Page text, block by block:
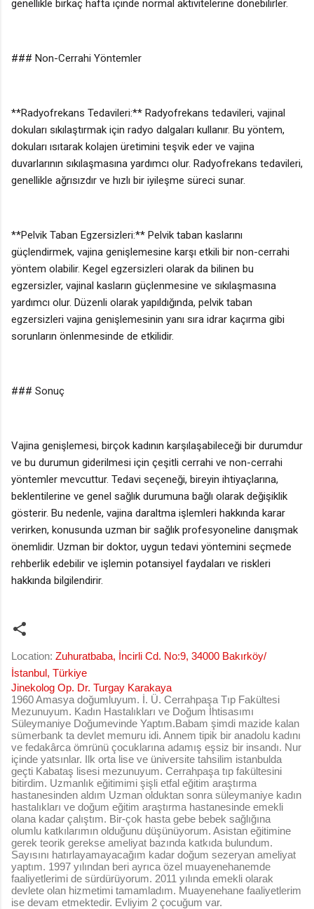
genellikle birkaç hafta içinde normal aktivitelerine dönebilirler.
### Non-Cerrahi Yöntemler
**Radyofrekans Tedavileri:** Radyofrekans tedavileri, vajinal
dokuları sıkılaştırmak için radyo dalgaları kullanır. Bu yöntem,
dokuları ısıtarak kolajen üretimini teşvik eder ve vajina
duvarlarının sıkılaşmasına yardımcı olur. Radyofrekans tedavileri,
genellikle ağrısızdır ve hızlı bir iyileşme süreci sunar.
**Pelvik Taban Egzersizleri:** Pelvik taban kaslarını
güçlendirmek, vajina genişlemesine karşı etkili bir non-cerrahi
yöntem olabilir. Kegel egzersizleri olarak da bilinen bu
egzersizler, vajinal kasların güçlenmesine ve sıkılaşmasına
yardımcı olur. Düzenli olarak yapıldığında, pelvik taban
egzersizleri vajina genişlemesinin yanı sıra idrar kaçırma gibi
sorunların önlenmesinde de etkilidir.
### Sonuç
Vajina genişlemesi, birçok kadının karşılaşabileceği bir durumdur
ve bu durumun giderilmesi için çeşitli cerrahi ve non-cerrahi
yöntemler mevcuttur. Tedavi seçeneği, bireyin ihtiyaçlarına,
beklentilerine ve genel sağlık durumuna bağlı olarak değişiklik
gösterir. Bu nedenle, vajina daraltma işlemleri hakkında karar
verirken, konusunda uzman bir sağlık profesyoneline danışmak
önemlidir. Uzman bir doktor, uygun tedavi yöntemini seçmede
rehberlik edebilir ve işlemin potansiyel faydaları ve riskleri
hakkında bilgilendirir.
Location: Zuhuratbaba, İncirli Cd. No:9, 34000 Bakırköy/
İstanbul, Türkiye
Jinekolog Op. Dr. Turgay Karakaya
1960 Amasya doğumluyum. İ. Ü. Cerrahpaşa Tıp Fakültesi
Mezunuyum. Kadın Hastalıkları ve Doğum İhtisasımı
Süleymaniye Doğumevinde Yaptım.Babam şimdi mazide kalan
sümerbank ta devlet memuru idi. Annem tipik bir anadolu kadını
ve fedakârca ömrünü çocuklarına adamış eşsiz bir insandı. Nur
içinde yatsınlar. Ilk orta lise ve üniversite tahsilim istanbulda
geçti Kabataş lisesi mezunuyum. Cerrahpaşa tıp fakültesini
bitirdim. Uzmanlık eğitimimi şişli etfal eğitim araştırma
hastanesinden aldım Uzman olduktan sonra süleymaniye kadın
hastalıkları ve doğum eğitim araştırma hastanesinde emekli
olana kadar çalıştım. Bir-çok hasta gebe bebek sağlığına
olumlu katkılarımın olduğunu düşünüyorum. Asistan eğitimine
gerek teorik gerekse ameliyat bazında katkıda bulundum.
Sayısını hatırlayamayacağım kadar doğum sezeryan ameliyat
yaptım. 1997 yılından beri ayrıca özel muayenehanemde
faaliyetlerimi de sürdürüyorum. 2011 yılında emekli olarak
devlete olan hizmetimi tamamladım. Muayenehane faaliyetlerim
ise devam etmektedir. Evliyim 2 çocuğum var.